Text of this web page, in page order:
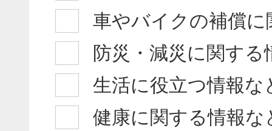
車やバイクの補償
防災・減災に関する
生活に役立つ情報な
健康に関する情報な